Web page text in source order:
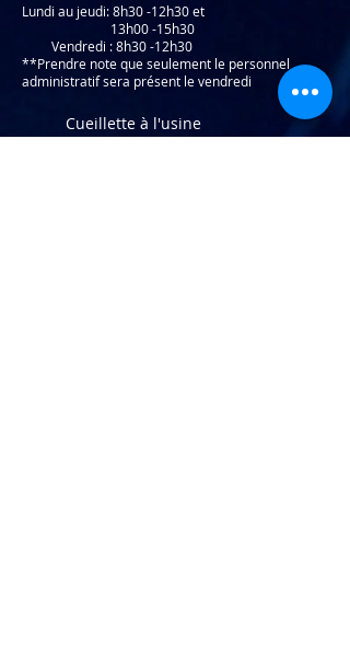
Lundi au jeudi: 8h30 -12h30 et
13h00 -15h30
Vendredi : 8h30 -12h30
**Prendre note que seulement le personnel
administratif sera présent le vendredi
Cueillette à l'usine